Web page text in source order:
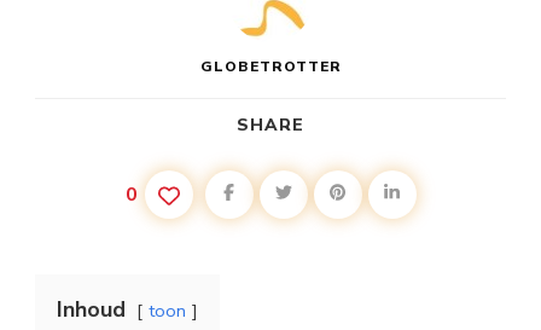
GLOBETROTTER
SHARE
0
Inhoud toon